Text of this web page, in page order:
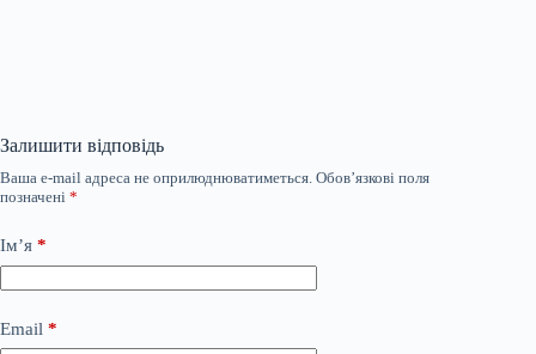
Залишити відповідь
Ваша e-mail адреса не оприлюднюватиметься. Обов’язкові поля
позначені *
Ім’я *
Email *